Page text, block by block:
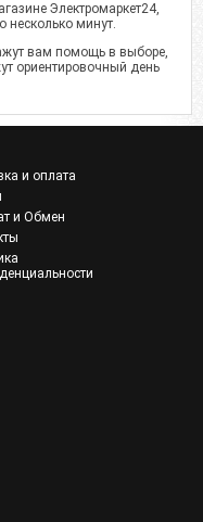
Электромаркет24,
несколько минут.
вам помощь в выборе,
ориентировочный день
и оплата
и Обмен